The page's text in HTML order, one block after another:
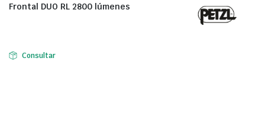
Frontal DUO RL 2800 lúmenes
Consultar